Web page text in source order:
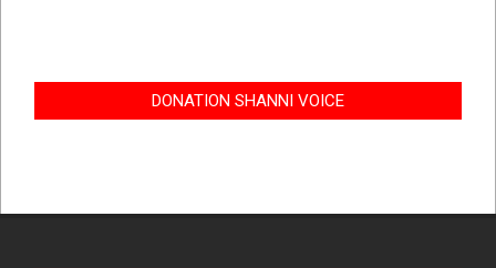
DONATION SHANNI VOICE